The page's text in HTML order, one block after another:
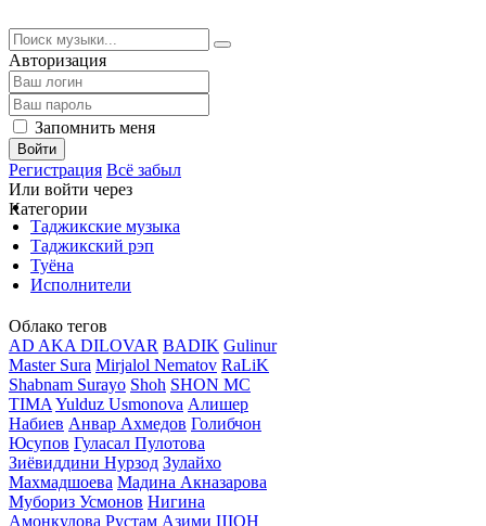
Авторизация
Запомнить меня
Войти
Регистрация Всё забыл
Или войти через
Категории
Таджикские музыка
Таджикский рэп
Туёна
Исполнители
Облако тегов
AD AKA DILOVAR BADIK Gulinur
Master Sura Mirjalol Nematov RaLiK
Shabnam Surayo Shoh SHON MC
TIMA Yulduz Usmonova Алишер
Набиев Анвар Ахмедов Голибчон
Юсупов Гуласал Пулотова
Зиёвиддини Нурзод Зулайхо
Махмадшоева Мадина Акназарова
Мубориз Усмонов Нигина
Амонкулова Рустам Азими ШОН